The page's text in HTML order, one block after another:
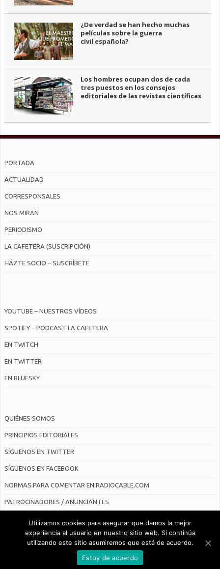
¿De verdad se han hecho muchas
películas sobre la guerra
civil española?
Los hombres ocupan dos de cada
tres puestos en los consejos
editoriales de las revistas científicas
PORTADA
ACTUALIDAD
CORRESPONSALES
NOS MIRAN
PERIODISMO
LA CAFETERA (SUSCRIPCIÓN)
HÁZTE SOCIO – SUSCRÍBETE
YOUTUBE – NUESTROS VÍDEOS
SPOTIFY – PODCAST LA CAFETERA
EN TWITCH
EN TWITTER
EN BLUESKY
QUIÉNES SOMOS
PRINCIPIOS EDITORIALES
SÍGUENOS EN TWITTER
SÍGUENOS EN FACEBOOK
NORMAS PARA COMENTAR EN RADIOCABLE.COM
PATROCINADORES / ANUNCIANTES
© Radiocable en Internet S.L.
CONTRATO DE SERVICIOS Y POLÍTICA DE PRIVACIDAD
Utilizamos cookies para asegurar que damos la mejor
experiencia al usuario en nuestro sitio web. Si continúa
utilizando este sitio asumiremos que está de acuerdo.
Estoy de acuerdo